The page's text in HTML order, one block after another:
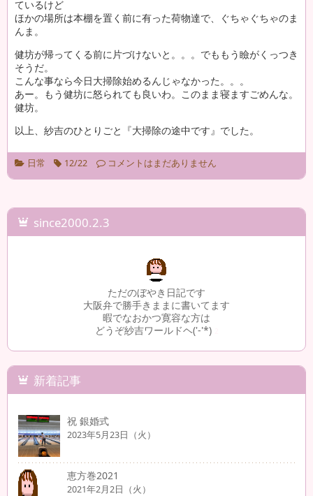
ているけど
ほかの場所は本棚を置く前に有った荷物達で、ぐちゃぐちゃのま
んま。
健坊が帰ってくる前に片づけないと。。。でももう瞼がくっつき
そうだ。
こんな事なら今日大掃除始めるんじゃなかった。。。
あー。もう健坊に怒られても良いわ。このまま寝ますごめんな。
健坊。
以上、紗吉のひとりごと『大掃除の途中です』でした。
日常 12/22 コメントはまだありません
since2000.2.3
ただのぼやき日記です
大阪弁で勝手きままに書いてます
暇でなおかつ寛容な方は
どうぞ紗吉ワールドヘ('-'*)
新着記事
祝 銀婚式
2023年5月23日（火）
恵方巻2021
2021年2月2日（火）